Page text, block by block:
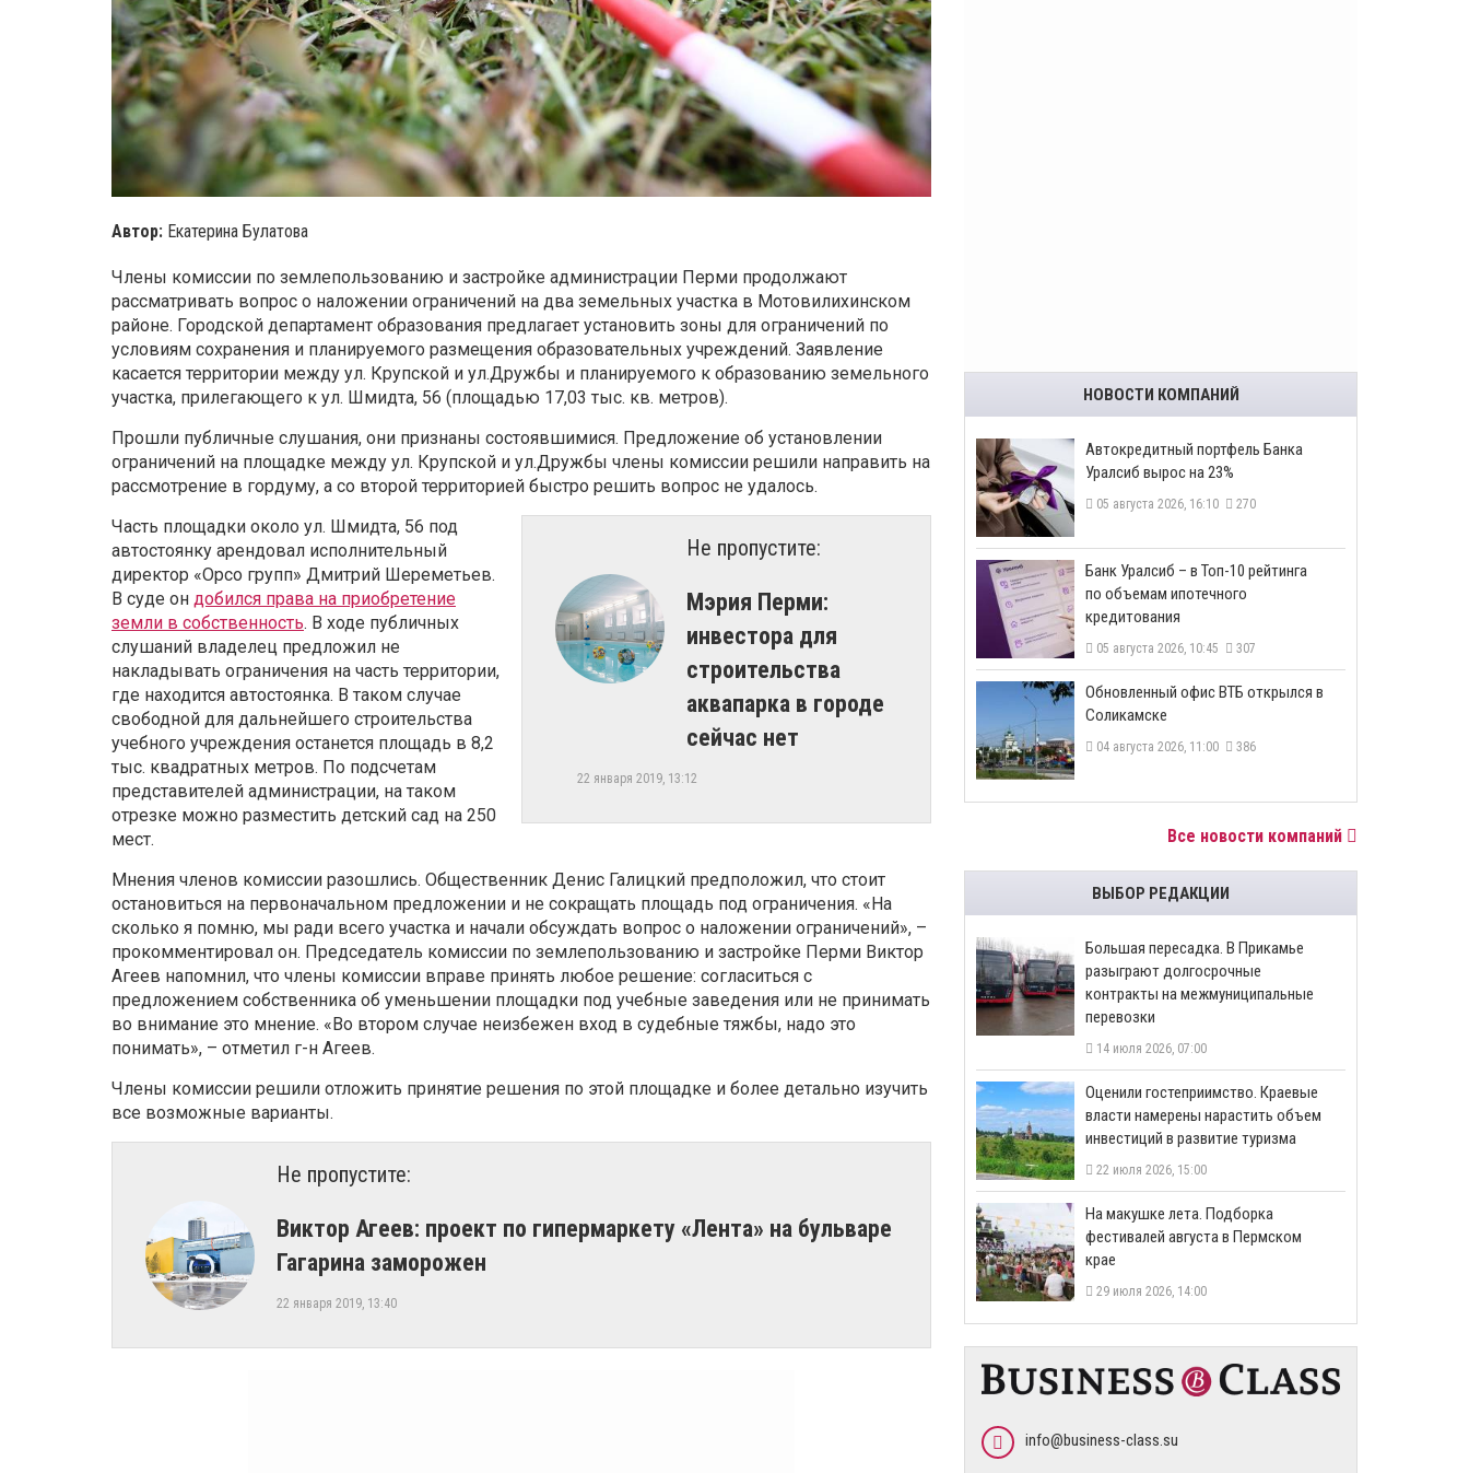
Автор: Екатерина Булатова
Члены комиссии по землепользованию и застройке администрации Перми продолжают
рассматривать вопрос о наложении ограничений на два земельных участка в Мотовилихинском
районе. Городской департамент образования предлагает установить зоны для ограничений по
условиям сохранения и планируемого размещения образовательных учреждений. Заявление
касается территории между ул. Крупской и ул.Дружбы и планируемого к образованию земельного
участка, прилегающего к ул. Шмидта, 56 (площадью 17,03 тыс. кв. метров).
Прошли публичные слушания, они признаны состоявшимися. Предложение об установлении
ограничений на площадке между ул. Крупской и ул.Дружбы члены комиссии решили направить на
рассмотрение в гордуму, а со второй территорией быстро решить вопрос не удалось.
Не пропустите:
​Мэрия Перми:
инвестора для
строительства
аквапарка в городе
сейчас нет
22 января 2019, 13:12
Часть площадки около ул. Шмидта, 56 под
автостоянку арендовал исполнительный
директор «Орсо групп» Дмитрий Шереметьев.
В суде он добился права на приобретение
земли в собственность. В ходе публичных
слушаний владелец предложил не
накладывать ограничения на часть территории,
где находится автостоянка. В таком случае
свободной для дальнейшего строительства
учебного учреждения останется площадь в 8,2
тыс. квадратных метров. По подсчетам
представителей администрации, на таком
отрезке можно разместить детский сад на 250
мест.
Мнения членов комиссии разошлись. Общественник Денис Галицкий предположил, что стоит
остановиться на первоначальном предложении и не сокращать площадь под ограничения. «На
сколько я помню, мы ради всего участка и начали обсуждать вопрос о наложении ограничений», –
прокомментировал он. Председатель комиссии по землепользованию и застройке Перми Виктор
Агеев напомнил, что члены комиссии вправе принять любое решение: согласиться с
предложением собственника об уменьшении площадки под учебные заведения или не принимать
во внимание это мнение. «Во втором случае неизбежен вход в судебные тяжбы, надо это
понимать», – отметил г-н Агеев.
Члены комиссии решили отложить принятие решения по этой площадке и более детально изучить
все возможные варианты.
Не пропустите:
​Виктор Агеев: проект по гипермаркету «Лента» на бульваре
Гагарина заморожен
22 января 2019, 13:40
НОВОСТИ КОМПАНИЙ
​Автокредитный портфель Банка
Уралсиб вырос на 23%
05 августа 2026, 16:10 270
​Банк Уралсиб – в Топ-10 рейтинга
по объемам ипотечного
кредитования
05 августа 2026, 10:45 307
​Обновленный офис ВТБ открылся в
Соликамске
04 августа 2026, 11:00 386
Все новости компаний
ВЫБОР РЕДАКЦИИ
Большая пересадка. В Прикамье
разыграют долгосрочные
контракты на межмуниципальные
перевозки
14 июля 2026, 07:00
Оценили гостеприимство. Краевые
власти намерены нарастить объем
инвестиций в развитие туризма
22 июля 2026, 15:00
На макушке лета. Подборка
фестивалей августа в Пермском
крае
29 июля 2026, 14:00
info@business-class.su